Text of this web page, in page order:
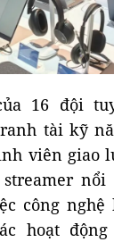
16 đội
tài kỹ
viên giao
streamer
công nghệ
hoạt